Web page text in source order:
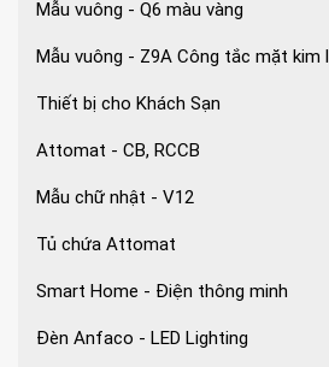
Mẫu vuông - Q6 màu vàng
Mẫu vuông - Z9A Công tắc mặt kim
Thiết bị cho Khách Sạn
Attomat - CB, RCCB
Mẫu chữ nhật - V12
Tủ chứa Attomat
Smart Home - Điện thông minh
Đèn Anfaco - LED Lighting